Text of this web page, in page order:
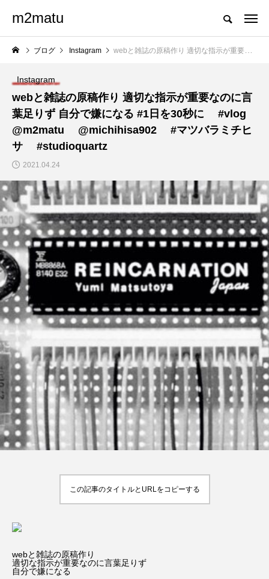
m2matu
ブログ Instagram webと雑誌の原稿作り 適切な指示が重要なのに言葉足りず 自分で嫌になる #1日を30秒に ⠀ #vlog⠀ @m2matu ⠀ @michihisa902 ⠀ #マツバラミチヒサ ⠀ #studioquartz
Instagram
webと雑誌の原稿作り 適切な指示が重要なのに言
葉足りず 自分で嫌になる #1日を30秒に ⠀ #vlog⠀
@m2matu ⠀ @michihisa902 ⠀ #マツバラミチヒ
サ ⠀ #studioquartz
2021.04.24
この記事のタイトルとURLをコピーする
webと雑誌の原稿作り
適切な指示が重要なのに言葉足りず
自分で嫌になる